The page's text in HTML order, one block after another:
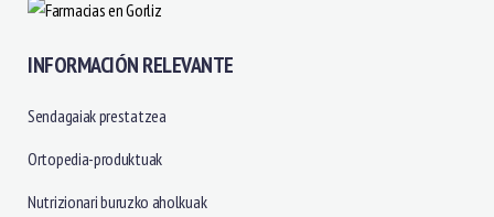
INFORMACIÓN RELEVANTE
Sendagaiak prestatzea
Ortopedia-produktuak
Nutrizionari buruzko aholkuak